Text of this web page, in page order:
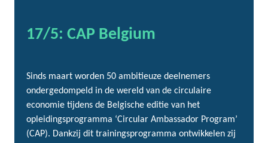
17/5: CAP Belgium
Sinds maart worden 50 ambitieuze deelnemers
ondergedompeld in de wereld van de circulaire
economie tijdens de Belgische editie van het
opleidingsprogramma ‘Circular Ambassador Program’
(CAP). Dankzij dit trainingsprogramma ontwikkelen zij